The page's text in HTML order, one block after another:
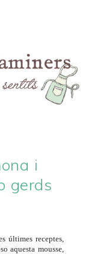
i
gerds
últimes receptes,
aquesta mousse,